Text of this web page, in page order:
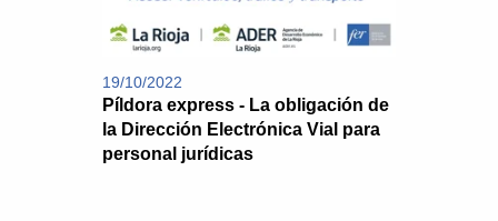
19/10/2022
Píldora express - La obligación de
la Dirección Electrónica Vial para
personal jurídicas